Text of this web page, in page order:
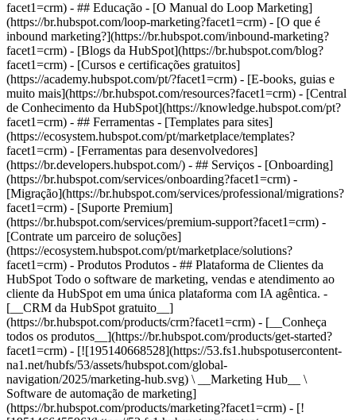
facet1=crm) - ## Educação - [O Manual do Loop Marketing]
(https://br.hubspot.com/loop-marketing?facet1=crm) - [O que é
inbound marketing?](https://br.hubspot.com/inbound-marketing?
facet1=crm) - [Blogs da HubSpot](https://br.hubspot.com/blog?
facet1=crm) - [Cursos e certificações gratuitos]
(https://academy.hubspot.com/pt/?facet1=crm) - [E-books, guias e
muito mais](https://br.hubspot.com/resources?facet1=crm) - [Central
de Conhecimento da HubSpot](https://knowledge.hubspot.com/pt?
facet1=crm) - ## Ferramentas - [Templates para sites]
(https://ecosystem.hubspot.com/pt/marketplace/templates?
facet1=crm) - [Ferramentas para desenvolvedores]
(https://br.developers.hubspot.com/) - ## Serviços - [Onboarding]
(https://br.hubspot.com/services/onboarding?facet1=crm) -
[Migração](https://br.hubspot.com/services/professional/migrations?
facet1=crm) - [Suporte Premium]
(https://br.hubspot.com/services/premium-support?facet1=crm) -
[Contrate um parceiro de soluções]
(https://ecosystem.hubspot.com/pt/marketplace/solutions?
facet1=crm) - Produtos Produtos - ## Plataforma de Clientes da HubSpot Todo o software de marketing, vendas e atendimento ao cliente da HubSpot em uma única plataforma com IA agêntica. - [__CRM da HubSpot gratuito__](https://br.hubspot.com/products/crm?facet1=crm) - [__Conheça todos os produtos__](https://br.hubspot.com/products/get-started?facet1=crm) - [![195140668528](https://53.fs1.hubspotusercontent-na1.net/hubfs/53/assets/hubspot.com/global-navigation/2025/marketing-hub.svg) \ __Marketing Hub__ \ Software de automação de marketing](https://br.hubspot.com/products/marketing?facet1=crm) - [![195146645596](https://53.fs1.hubspotusercontent-na1.net/hubfs/53/assets/hubspot.com/global-navigation/2025/sales-hub.svg) \ __Sales Hub__ \ Software de vendas](https://br.hubspot.com/products/sales?facet1=crm) - [![195140668527](https://53.fs1.hubspotusercontent-na1.net/hubfs/53/assets/hubspot.com/global-navigation/2025/service-hub.svg) \ __Service Hub__ \ Software de atendimento ao cliente](https://br.hubspot.com/products/service?facet1=crm) - [![195140649745](https://53.fs1.hubspotusercontent-na1.net/hubfs/53/assets/hubspot.com/global-navigation/2025/content-hub.svg) \ __Content Hub__ \ Software de marketing de conteúdo](https://br.hubspot.com/products/content?facet1=crm) - [![195289608884](https://53.fs1.hubspotusercontent-na1.net/hubfs/53/assets/hubspot.com/global-navigation/2025/data-hub.svg) \ __Data Hub__ \ Software de gestão de dados](https://br.hubspot.com/products/data?facet1=crm) - [![195140609672](https://53.fs1.hubspotusercontent-na1.net/hubfs/53/assets/hubspot.com/global-navigation/2025/commerce-hub.svg) \ __Revenue Hub__ \ Software de CPQ, faturamento e pagamentos](https://br.hubspot.com/products/revenue?facet1=crm) - [![ProductIcons_AgentHub_Icon_Orange](https://53.fs1.hubspotusercontent-na1.net/hubfs/53/assets/webteam-cms-portal/images/breeze/ProductIcons_AgentHub_Icon_Orange.svg) \ __Agent Hub__ \ O espaço central para criar e gerenciar agentes de IA em toda a plataforma](https://br.hubspot.com/products/artificial-intelligence?facet1=crm) - [![188619147390](https://53.fs1.hubspotusercontent-na1.net/hubfs/53/assets/hubspot.com/global-navigation/help-me-choose-tool.svg) \ __Precisa de ajuda para escolher?__ \ Responda algumas perguntas e nós te ajudaremos a achar os produtos ideais para o seu negócio.](https://br.hubspot.com/products/help-me-choose?facet1=crm) - [![195140649746](https://53.fs1.hubspotusercontent-na1.net/hubfs/53/assets/hubspot.com/global-navigation/2025/small-business.svg) \ __Pacote para pequenas empresas__ \ A edição Starter de cada produto, desenvolvida para startups e pequenas empresas](https://br.hubspot.com/products/crm/starter?facet1=crm) - [![210646671655](https://53.fs1.hubspotusercontent-na1.net/hubfs/53/assets/hubspot.com/global-navigation/2025/aeo.svg) \ __AEO (Beta)__ \ Ferramentas de otimização para mecanismos de resposta que rastreiam e melhoram a visibilidade da sua marca nos resultados de IA.](https://br.hubspot.com/products/aeo?facet1=crm) - [![195140649747](https://53.fs1.hubspotusercontent-na1.net/hubfs/53/assets/hubspot.com/global-navigation/2025/app-marketplace.svg) \ __HubSpot Marketplace__ \ Conecte seus aplicativos favoritos à HubSpot](https://ecosystem.hubspot.com/pt/marketplace/apps?facet1=crm) - Soluções Soluções - Por tipo de uso - ## Marketing - [Gere leads](https://br.hubspot.com/use-case/drive-revenue-high-quality-leads?facet1=crm) - [Automatize o marketing](https://br.hubspot.com/use-case/maximize-efficiency-ai-automation?facet1=crm) - ## Vendas - [Crie pipelines](https://br.hubspot.com/use-case/build-sales-pipeline?facet1=crm) - [Fechar negócios](https://br.hubspot.com/use-case/close-more-deals?facet1=crm) - ## Atendimento ao cliente - [Expanda o suporte](https://br.hubspot.com/use-case/scale-customer-service-support?facet1=crm) - [Melhore a retenção](https://br.hubspot.com/use-case/drive-customer-satisfaction?facet1=crm) - ## Conteúdo - [Crie conteúdo](https://br.hubspot.com/use-case/create-content-for-customer-journey?facet1=crm) - [Gerencie conteúdo](https://br.hubspot.com/use-case/manage-content?facet1=crm) - ## Startups e pequenas empresas - [Encontre e alcance clientes](https://br.hubspot.com/use-case/find-and-reach-customers?facet1=crm) - [Aumente as vendas e receba pagamentos](https://br.hubspot.com/use-case/grow-sales-and-get-paid-faster?facet1=crm) - [Organize os dados do cliente](https://br.hubspot.com/use-case/understand-and-organize-customer-data?facet1=crm) - ## Inteligência artificial - [Resolva dúvidas de seus clientes 24/7](https://br.hubspot.com/products/artificial-intelligence/ai-customer-service-agent?facet1=crm) - [Automatize a prospecção de vendas](https://br.hubspot.com/products/sales/ai-prospecting-agent?facet1=crm) - [Faça uma análise mais rápida de seus clientes](https://br.hubspot.com/products/artificial-intelligence/ai-data-agent?facet1=crm) - Por tamanho da equipe - ## Por tamanho da equipe - ![195309752641](https://53.fs1.hubspotusercontent-na1.net/hub/53/hubfs/assets/hubspot.com/global-navigation/2025/Small%20Businesses%20%26%20Start%20ups.webp?width=1035&height=450&name=Small%20Businesses%20%26%20Start%20ups.webp) ### Para pequenas empresas e startups A Plataforma de Clientes Starter da HubSpot ajuda sua startup ou pequena empresa em crescimento a encontrar e conquistar clientes desde o primeiro dia. [Saiba mais sobre a Plataforma de Clientes Starter da HubSpot](https://br.hubspot.com/products/crm/starter?facet1=crm) - ![195309752642](https://53.fs1.hubspotusercontent-na1.net/hub/53/hubfs/assets/hubspot.com/global-navigation/2025/Enterprise.webp?width=1035&height=450&name=Enterprise.webp) ### Para grandes empresas A Plataforma de Clientes Enterprise integrada da HubSpot é poderosa e fácil de usar. [Saiba mais sobre a Plataforma de Clientes Enterprise da HubSpot](https://br.hubspot.com/products/crm/enterprise?facet1=crm) - Por que a HubSpot? - ## Por que a HubSpot? - ![195309752643](https://53.fs1.hubspotusercontent-na1.net/hub/53/hubfs/assets/hubspot.com/global-navigation/2025/Why%20Choose%20HubSpot.webp?width=1035&height=450&name=Why%20Choose%20HubSpot.webp) ### Por que escolher a HubSpot? Depois de apenas um ano, os clientes da HubSpot adquirem 129% mais leads, fecham 36% mais negócios e observam uma melhoria de 37% nas taxas de fechamento de tickets. [Saiba mais sobre o que diferencia a solução da HubSpot](https://br.hubspot.com/why-choose-hubspot?facet1=crm) - ![195303448595](https://53.fs1.hubspotusercontent-na1.net/hub/53/hubfs/assets/hubspot.com/global-navigation/2025/Case%20Studies.webp?width=1035&height=450&name=Case%20Studies.webp) ### Estudos de caso Conheça empresas como a sua em todo o mundo que usam a HubSpot para unir suas equipes, capacitar seus negócios e crescer melhor. [Veja todos os estudos de caso](https://br.hubspot.com/case-studies?facet1=crm) - ![191228329371](https://53.fs1.hubspotusercontent-na1.net/hub/53/hubfs/spotlight_resized_518x225.png?width=518&height=225&name=spotlight_resized_518x225.png) ### Spotlight: atualizações de produtos Saiba mais sobre os lançamentos e anúncios de produtos da HubSpot nesta vitrine semestral de produtos. [Veja as atualizações de nossos produtos](https://br.hubspot.com/spotlight?facet1=crm) - [Preços](https://br.hubspot.com/pricing/marketing?facet1=crm) - Recursos Recursos - ## Link em destaque - [Spotlight: atualizações de produtos](https://br.hubspot.com/spotlight?facet1=crm) - [Novidades na HubSpot](https://br.hubspot.com/new?facet1=crm) - [Por que escolher a HubSpot?](https://br.hubspot.com/why-choose-hubspot?facet1=crm) - [Sustentabilidade \ EN](https://www.hubspot.com/sustainability?facet1=crm) - ## Comunidade e eventos - [Evento UNBOUND](https://unbound.hubspot.com/) - [Webinares](https://br.hubspot.com/resources/webinar#resource-library-page-headers) - [Comunidade HubSpot](https://community.hubspot.com/) - [Grupos de Usuários da HubSpot \ EN](https://www.hubspot.com/hubspot-user-groups?facet1=crm) - ## Parceiros - [Programa de Parceiros de Soluções](https://br.hubspot.com/partners/solutions?facet1=crm) - [Programa de Parceiros Afiliados](https://br.hubspot.com/partners/affiliates?facet1=crm) - ## Educação - [O Manual do Loop Marketing](https://br.hubspot.com/loop-marketing?facet1=crm) - [O que é inbound marketing?](https://br.hubspot.com/inbound-marketing?facet1=crm) - [Blogs da HubSpot](https://br.hubspot.com/blog?facet1=crm) - [Cursos e certificações gratuitos](https://academy.hubspot.com/pt/?facet1=crm) - [E-books, guias e muito mais](https://br.hubspot.com/resources?facet1=crm) - [Central de Conhecimento da HubSpot](https://knowledge.hubspot.com/pt?facet1=crm) - ## Ferramentas - [Templates para sites](https://ecosystem.hubspot.com/pt/marketplace/templates?facet1=crm) - [Ferramentas para desenvolvedores](https://br.developers.hubspot.com/) - ## Serviços - [Onboarding](https://br.hubspot.com/services/onboarding?facet1=crm) - [Migração](https://br.hubspot.com/services/professional/migrations?facet1=crm) - [Suporte Premium](https://br.hubspot.com/services/premium-support?facet1=crm)